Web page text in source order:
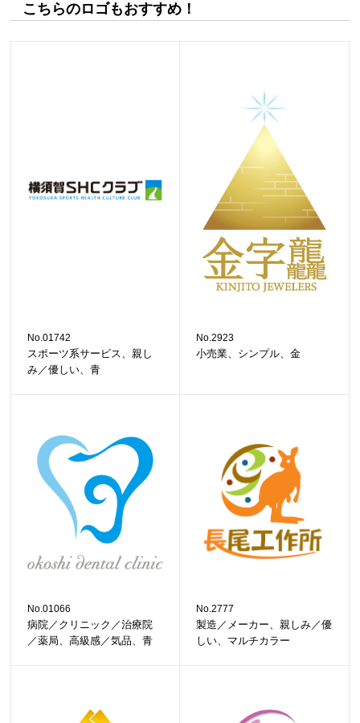
こちらのロゴもおすすめ！
No.01742
スポーツ系サービス、親し
み／優しい、青
No.2923
小売業、シンプル、金
No.01066
病院／クリニック／治療院
／薬局、高級感／気品、青
No.2777
製造／メーカー、親しみ／優
しい、マルチカラー